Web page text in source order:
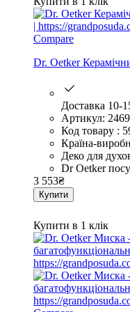
Compare
Dr. Oetker
Доставка 10-
Артикул: 2469
Код товару :
Країна-
Деко для
Dr Oetker
3 553₴
Купити
Купити в 1 клік